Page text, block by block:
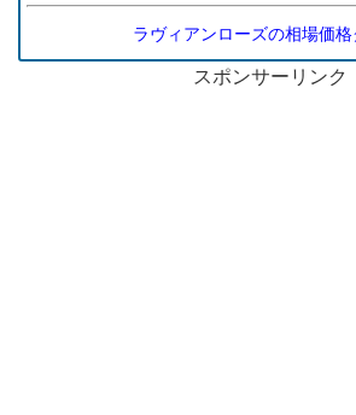
ラヴィアンローズの相場価格
スポンサーリンク